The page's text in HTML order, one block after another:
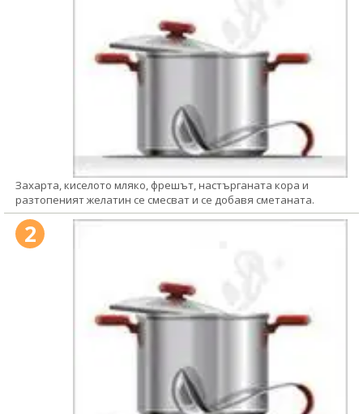
Захарта, киселото мляко, фрешът, настърганата кора и
разтопеният желатин се смесват и се добавя сметаната.
2